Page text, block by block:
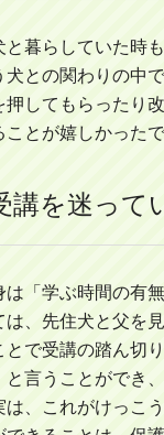
と暮らしていた時
犬との関わりの中
押してもらったり
ことが嬉しかったで
講を迷って
は「学ぶ時間の有
は、先住犬と父を
とで受講の踏ん切
と言うことができ
は、これがけっこ